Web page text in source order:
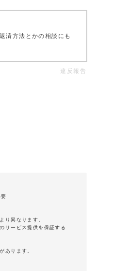
済方法とかの相談にも
違反報告
り異なります。
サービス提供を保証する
あります。